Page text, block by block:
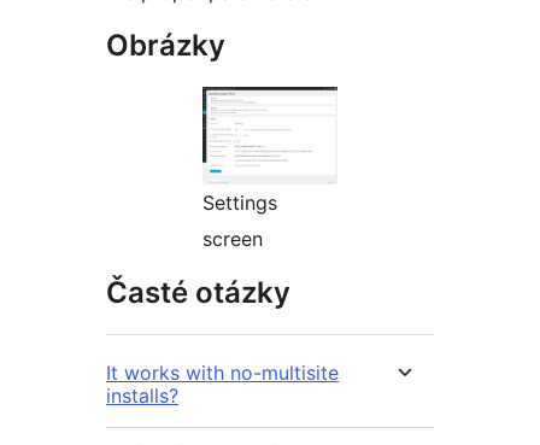
Obrázky
Settings
screen
Časté otázky
It works with no-multisite
installs?